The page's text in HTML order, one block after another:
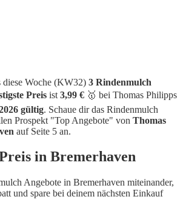
diese Woche (KW32) 3 Rindenmulch
Preis ist 3,99 € 🥇 bei Thomas Philipps
gültig. Schaue dir das Rindenmulch
Prospekt "Top Angebote" von Thomas
auf Seite 5 an.
in Bremerhaven
Angebote in Bremerhaven miteinander,
und spare bei deinem nächsten Einkauf